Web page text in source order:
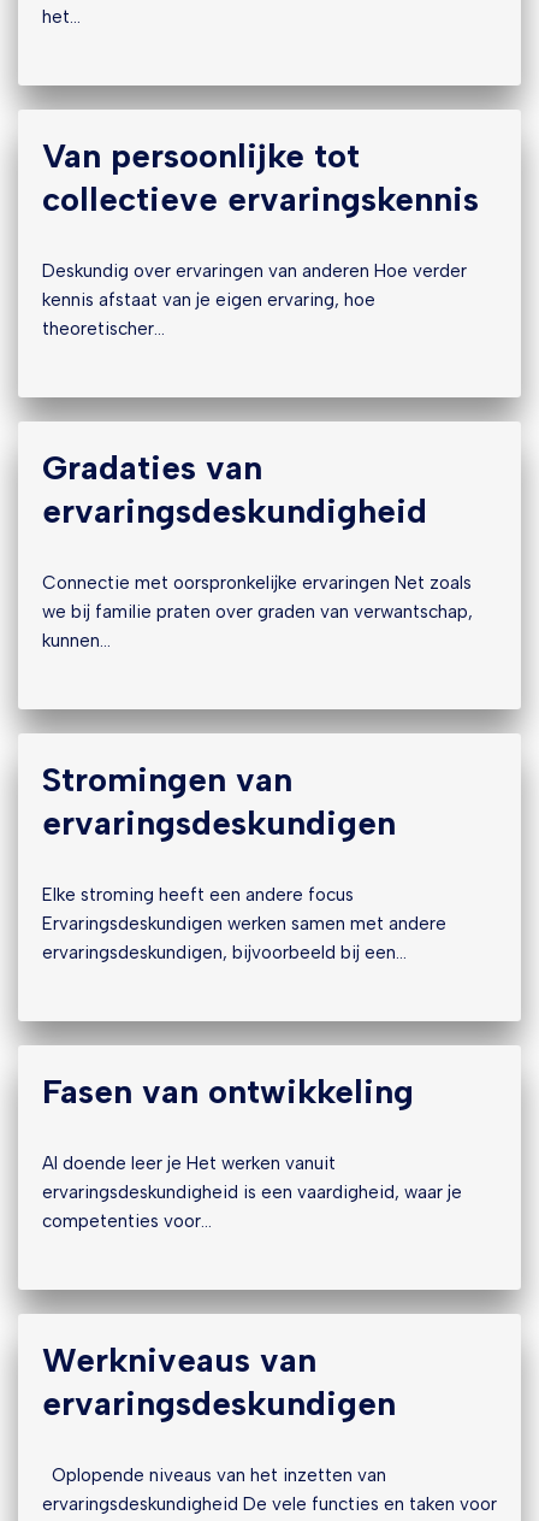
het…
Van persoonlijke tot
collectieve ervaringskennis
Deskundig over ervaringen van anderen Hoe verder
kennis afstaat van je eigen ervaring, hoe
theoretischer…
Gradaties van
ervaringsdeskundigheid
Connectie met oorspronkelijke ervaringen Net zoals
we bij familie praten over graden van verwantschap,
kunnen…
Stromingen van
ervaringsdeskundigen
Elke stroming heeft een andere focus
Ervaringsdeskundigen werken samen met andere
ervaringsdeskundigen, bijvoorbeeld bij een…
Fasen van ontwikkeling
Al doende leer je Het werken vanuit
ervaringsdeskundigheid is een vaardigheid, waar je
competenties voor…
Werkniveaus van
ervaringsdeskundigen
Oplopende niveaus van het inzetten van
ervaringsdeskundigheid De vele functies en taken voor